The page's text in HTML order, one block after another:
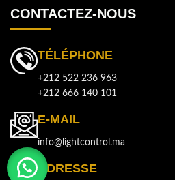
CONTACTEZ-NOUS
TÉLÉPHONE
+212 522 236 963
+212 666 140 101
E-MAIL
info@lightcontrol.ma
ADRESSE